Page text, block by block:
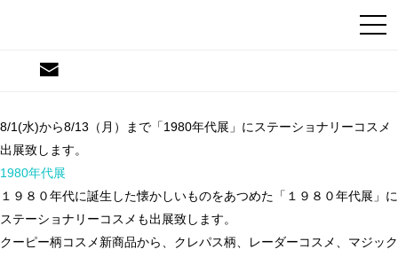
1980年代展に出展致します
8/1(水)から8/13（月）まで「1980年代展」にステーショナリーコスメ
出展致します。
1980年代展
１９８０年代に誕生した懐かしいものをあつめた「１９８０年代展」に
ステーショナリーコスメも出展致します。
クーピー柄コスメ新商品から、クレパス柄、レーダーコスメ、マジック